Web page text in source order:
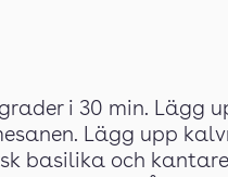
i 30 min. Lägg
Lägg upp
basilika och